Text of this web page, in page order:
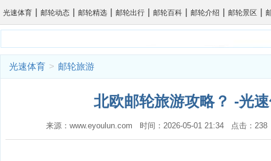
光速体育 | 邮轮动态 | 邮轮精选 | 邮轮出行 | 邮轮百科 | 邮轮介绍 | 邮轮景区 |
光速体育 > 邮轮旅游
北欧邮轮旅游攻略？ -光
来源：www.eyoulun.com 时间：2026-05-01 21:34 点击：